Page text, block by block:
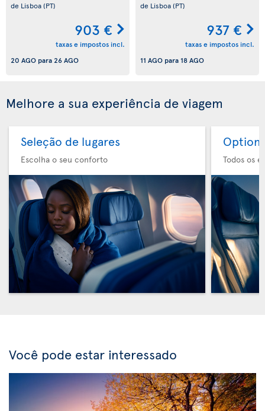
de Lisboa(PT)
903 €
taxas e impostos incl.
20 AGO para26 AGO
de Lisboa(PT)
937 €
taxas e impostos incl.
11 AGO para 18 AGO
Melhore a sua experiência de viagem
Seleção de lugares
Escolha o seu conforto
Option
Todos os
Você pode estar interessado